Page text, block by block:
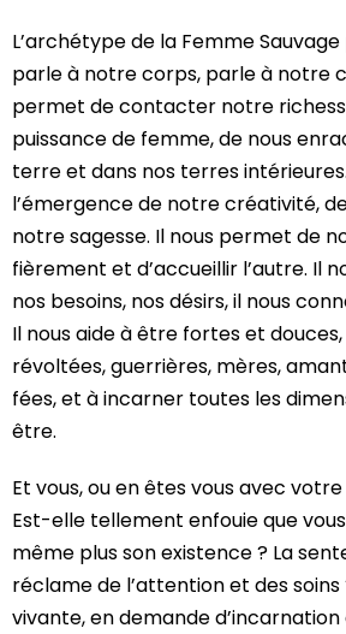
L’archétype de la Femme
parle à notre corps, parle à notre
permet de contacter notre
puissance de femme, de nous
terre et dans nos terres
l’émergence de notre créativité,
notre sagesse. Il nous permet de
fièrement et d’accueillir l’autre. Il
nos besoins, nos désirs, il nous
Il nous aide à être fortes et
révoltées, guerrières, mères,
fées, et à incarner toutes les
être.
Et vous, ou en êtes vous avec
Est-elle tellement enfouie que
même plus son existence ? La
réclame de l’attention et des soins
vivante, en demande d’incarnation